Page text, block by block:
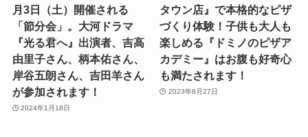
月3日（土）開催される
「節分会」。大河ドラマ
『光る君へ』出演者、吉高
由里子さん、柄本佑さん、
岸谷五朗さん、吉田羊さん
が参加されます！
2024年1月18日
タウン店』で本格的なピザ
づくり体験！子供も大人も
楽しめる『ドミノのピザア
カデミー』はお腹も好奇心
も満たされます！
2023年8月27日